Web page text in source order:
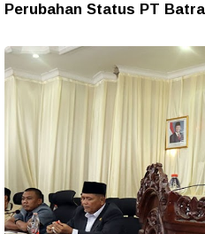
Perubahan Status PT